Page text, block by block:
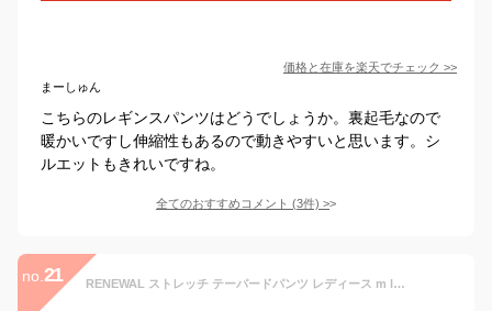
価格と在庫を楽天でチェック >>
まーしゅん
こちらのレギンスパンツはどうでしょうか。裏起毛なので
暖かいですし伸縮性もあるので動きやすいと思います。シ
ルエットもきれいですね。
全てのおすすめコメント (3件) >
no. 21 RENEWAL ストレッチ テーパードパンツ レディース m l ll 3l xxl 大きいサイズ ストレッチパンツ 黒 テーパード クロップドパンツ 細見え 七分丈 7分丈 美脚パンツ 仕事 ストレッチテーパードパンツ テーパードパンツレディース 送料無料 ≪ゆうメール便配送20・代引不可≫